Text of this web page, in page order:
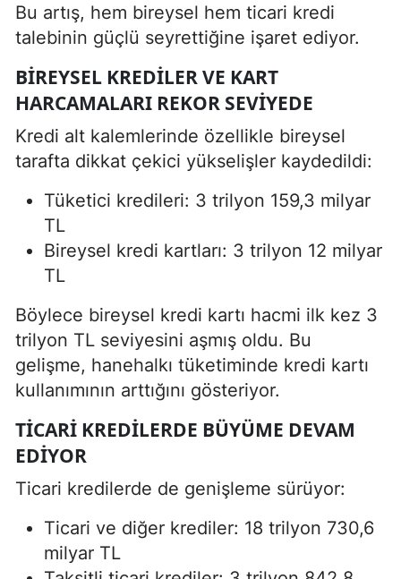
Bu artış, hem bireysel hem ticari kredi
talebinin güçlü seyrettiğine işaret ediyor.
BIREYSEL KREDILER VE KART
HARCAMALARI REKOR SEVIYEDE
Kredi alt kalemlerinde özellikle bireysel
tarafta dikkat çekici yükselişler kaydedildi:
Tüketici kredileri: 3 trilyon 159,3 milyar
TL
Bireysel kredi kartları: 3 trilyon 12 milyar
TL
Böylece bireysel kredi kartı hacmi ilk kez 3
trilyon TL seviyesini aşmış oldu. Bu
gelişme, hanehalkı tüketiminde kredi kartı
kullanımının arttığını gösteriyor.
TICARI KREDILERDE BÜYÜME DEVAM
EDIYOR
Ticari kredilerde de genişleme sürüyor:
Ticari ve diğer krediler: 18 trilyon 730,6
milyar TL